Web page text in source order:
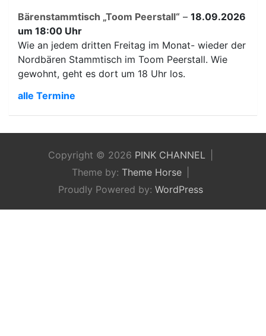
Bärenstammtisch „Toom Peerstall“ – 18.09.2026
um 18:00 Uhr
Wie an jedem dritten Freitag im Monat- wieder der
Nordbären Stammtisch im Toom Peerstall. Wie
gewohnt, geht es dort um 18 Uhr los.
alle Termine
Copyright © 2026 PINK CHANNEL
Theme by: Theme Horse
Proudly Powered by: WordPress